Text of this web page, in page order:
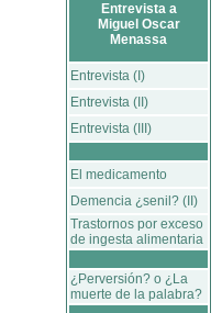
Entrevista a
Miguel Oscar
Menassa
Entrevista (I)
Entrevista (II)
Entrevista (III)
El medicamento
Demencia ¿senil? (II)
Trastornos por exceso
de ingesta alimentaria
¿Perversión? o ¿La
muerte de la palabra?